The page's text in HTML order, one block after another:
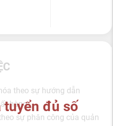
đủ số
theo sự hướng dẫn
hàng
sự phân công của quản